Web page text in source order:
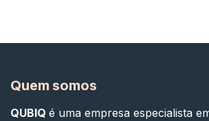
Quem somos
QUBIQ é uma empresa especialista